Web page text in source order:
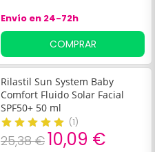
prevenir:La oxidación
cutánea.
Envío en 24-72h
COMPRAR
Rilastil Sun System Baby
Comfort Fluido Solar Facial
SPF50+ 50 ml
(1)
25,38 €10,09 €